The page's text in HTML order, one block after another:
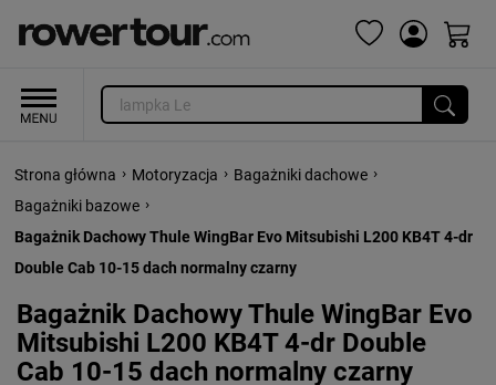
Strona główna › Motoryzacja › Bagażniki dachowe ›
Bagażniki bazowe ›
Bagażnik Dachowy Thule WingBar Evo Mitsubishi L200 KB4T 4-dr
Double Cab 10-15 dach normalny czarny
Bagażnik Dachowy Thule WingBar Evo
Mitsubishi L200 KB4T 4-dr Double
Cab 10-15 dach normalny czarny